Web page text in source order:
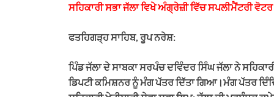
ਸਹਿਕਾਰੀ ਸਭਾ ਜੱਲਾ ਵਿਖੇ ਅੰਗ੍ਰੇਜ਼ੀ ਵਿੱਚ ਸਪਲੀਮੈਂਟਰੀ
ਫਤਹਿਗੜ੍ਹ ਸਾਹਿਬ, ਰੂਪ ਨਰੇਸ਼:
ਪਿੰਡ ਜੱਲਾ ਦੇ ਸਾਬਕਾ ਸਰਪੰਚ ਦਵਿੰਦਰ ਸਿੰਘ ਜੱਲਾ ਨੇ
ਡਿਪਟੀ ਕਮਿਸ਼ਨਰ ਨੂੰ ਮੰਗ ਪੱਤਰ ਦਿੱਤਾ ਗਿਆ।ਮੰਗ ਪੱਤਰ